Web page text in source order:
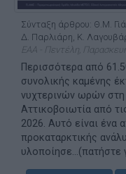
Σύνταξη άρθρου: Θ.Μ.
Δ. Παρλιάρη, Κ.
ΕΑΑ - Πεντέλη,
Περισσότερα από
συνολικής καμένης
νυχτερινών ωρών στη
Αττικοβοιωτία από
2026. Αυτό είναι ένα
προκαταρκτικής
υλοποίησε...(πατήστε